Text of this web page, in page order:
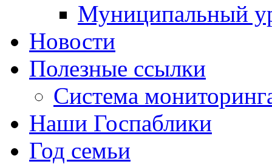
Муниципальный
Новости
Полезные ссылки
Система
Наши Госпаблики
Год семьи